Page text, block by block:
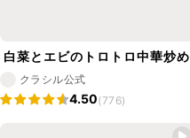
白菜とエビのトロトロ中華炒め
クラシル公式
4.50(776)